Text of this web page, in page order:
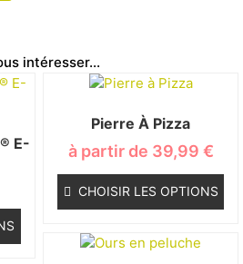
intéresser...
E-
Pierre À Pizza
à partir de 39,99 €
CHOISIR LES OPTIONS